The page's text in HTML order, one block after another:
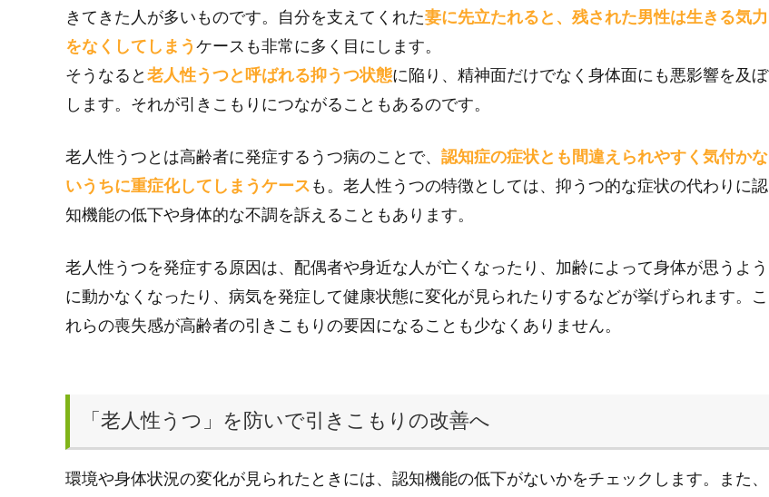
きてきた人が多いものです。自分を支えてくれた妻に先立たれると、残された男性は生きる気力
をなくしてしまう ケースも非常に多く目にします。
そうなると 老人性うつと呼ばれる抑うつ状態に陥り、精神面だけでなく身体面にも悪影響を及ぼ
します。それが引きこもりにつながることもあるのです。
老人性うつとは高齢者に発症するうつ病のことで、 認知症の症状とも間違えられやすく気付かな
いうちに重症化してしまうケース も。老人性うつの特徴としては、抑うつ的な症状の代わりに認
知機能の低下や身体的な不調を訴えることもあります。
老人性うつを発症する原因は、配偶者や身近な人が亡くなったり、加齢によって身体が思うよう
に動かなくなったり、病気を発症して健康状態に変化が見られたりするなどが挙げられます。こ
れらの喪失感が高齢者の引きこもりの要因になることも少なくありません。
「老人性うつ」を防いで引きこもりの改善へ
環境や身体状況の変化が見られたときには、認知機能の低下がないかをチェックします。また、